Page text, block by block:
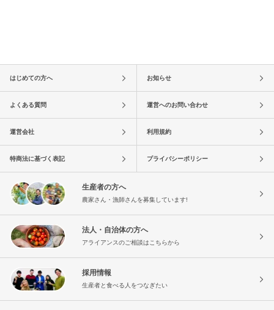
はじめての方へ お知らせ
よくある質問 運営へのお問い合わせ
運営会社 利用規約
特商法に基づく表記 プライバシーポリシー
生産者の方へ
農家さん・漁師さんを募集しています!
法人・自治体の方へ
アライアンスのご相談はこちらから
採用情報
生産者と食べる人をつなぎたい